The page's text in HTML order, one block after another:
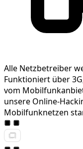
Alle Netzbetreiber
Funktioniert über
vom
unsere Online-
Mobilfunknetzen